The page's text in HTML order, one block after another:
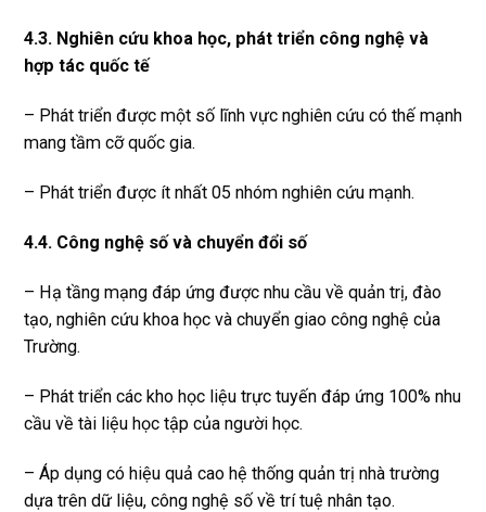
4.3. Nghiên cứu khoa học, phát triển công nghệ và
hợp tác quốc tế
– Phát triển được một số lĩnh vực nghiên cứu có thế mạnh
mang tầm cỡ quốc gia.
– Phát triển được ít nhất 05 nhóm nghiên cứu mạnh.
4.4. Công nghệ số và chuyển đổi số
– Hạ tầng mạng đáp ứng được nhu cầu về quản trị, đào
tạo, nghiên cứu khoa học và chuyển giao công nghệ của
Trường.
– Phát triển các kho học liệu trực tuyến đáp ứng 100% nhu
cầu về tài liệu học tập của người học.
– Áp dụng có hiệu quả cao hệ thống quản trị nhà trường
dựa trên dữ liệu, công nghệ số về trí tuệ nhân tạo.